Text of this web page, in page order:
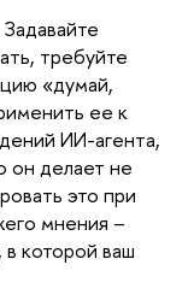
требуйте
«думай,
ее к
ИИ-агента,
он делает не
это при
мнения –
которой ваш